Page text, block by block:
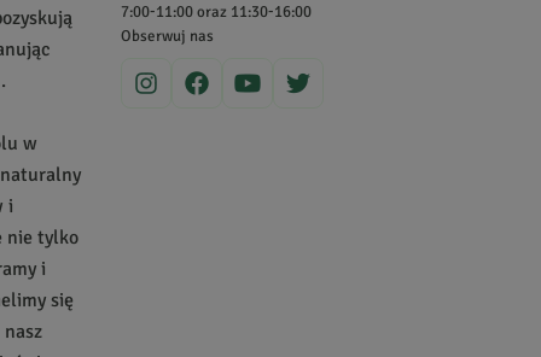
do Assam. Liście bardzo ładnie rozwijają się więc
w
i
nie tylko
i
się
7:00-11:00 oraz 11:30-16:00
Obserwuj nas